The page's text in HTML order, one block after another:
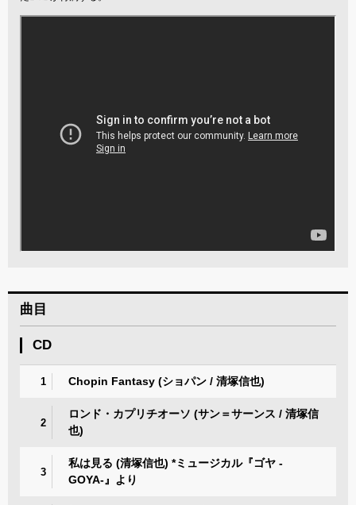
曲目
CD
1 Chopin Fantasy (ショパン / 清塚信也)
2
ロンド・カプリチオーソ (サン＝サーンス / 清塚信
也)
3
私は見る (清塚信也) *ミュージカル『ゴヤ -
GOYA-』より